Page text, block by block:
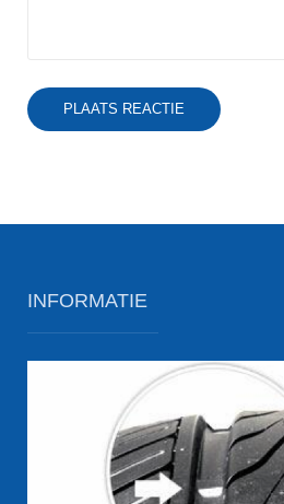
PLAATS REACTIE
INFORMATIE